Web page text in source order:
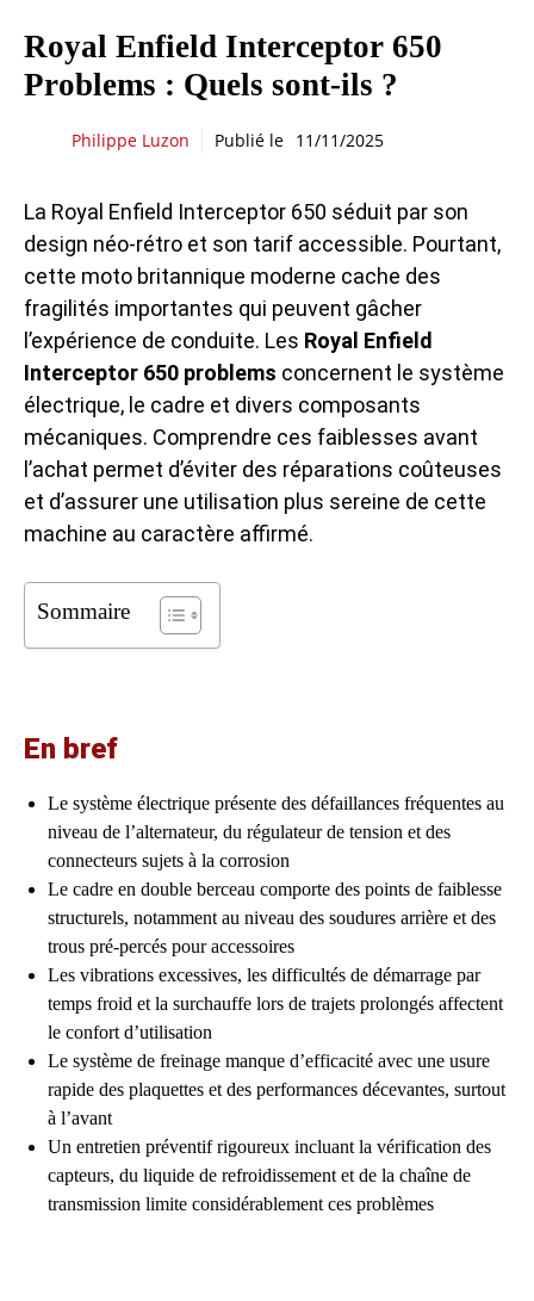
Royal Enfield Interceptor 650
Problems : Quels sont-ils ?
Philippe Luzon Publié le 11/11/2025
La Royal Enfield Interceptor 650 séduit par son
design néo-rétro et son tarif accessible. Pourtant,
cette moto britannique moderne cache des
fragilités importantes qui peuvent gâcher
l’expérience de conduite. Les Royal Enfield
Interceptor 650 problems concernent le système
électrique, le cadre et divers composants
mécaniques. Comprendre ces faiblesses avant
l’achat permet d’éviter des réparations coûteuses
et d’assurer une utilisation plus sereine de cette
machine au caractère affirmé.
Sommaire
En bref
Le système électrique présente des défaillances fréquentes au
niveau de l’alternateur, du régulateur de tension et des
connecteurs sujets à la corrosion
Le cadre en double berceau comporte des points de faiblesse
structurels, notamment au niveau des soudures arrière et des
trous pré-percés pour accessoires
Les vibrations excessives, les difficultés de démarrage par
temps froid et la surchauffe lors de trajets prolongés affectent
le confort d’utilisation
Le système de freinage manque d’efficacité avec une usure
rapide des plaquettes et des performances décevantes, surtout
à l’avant
Un entretien préventif rigoureux incluant la vérification des
capteurs, du liquide de refroidissement et de la chaîne de
transmission limite considérablement ces problèmes